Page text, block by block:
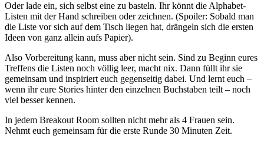
Oder lade ein, sich selbst eine zu basteln. Ihr könnt die Alphabet-
Listen mit der Hand schreiben oder zeichnen. (Spoiler: Sobald man
die Liste vor sich auf dem Tisch liegen hat, drängeln sich die ersten
Ideen von ganz allein aufs Papier).
Also Vorbereitung kann, muss aber nicht sein. Sind zu Beginn eures
Treffens die Listen noch völlig leer, macht nix. Dann füllt ihr sie
gemeinsam und inspiriert euch gegenseitig dabei. Und lernt euch –
wenn ihr eure Stories hinter den einzelnen Buchstaben teilt – noch
viel besser kennen.
In jedem Breakout Room sollten nicht mehr als 4 Frauen sein.
Nehmt euch gemeinsam für die erste Runde 30 Minuten Zeit.